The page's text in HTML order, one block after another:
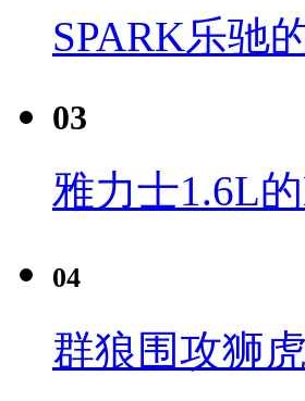
SPARK乐驰
03
雅力士1.6L
04
群狼围攻狮